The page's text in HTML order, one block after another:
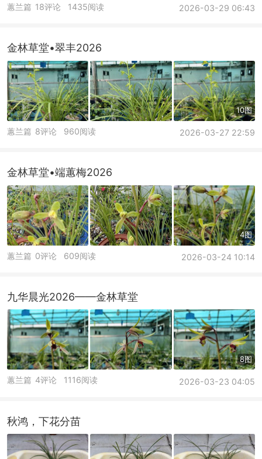
蕙兰篇 2026-03-29 06:43
18评论 1435阅读
金林草堂•翠丰2026
10图
蕙兰篇 2026-03-27 22:59
8评论 960阅读
金林草堂•端蕙梅2026
4图
蕙兰篇 2026-03-24 10:14
0评论 609阅读
九华晨光2026——金林草堂
8图
蕙兰篇 2026-03-23 04:05
4评论 1116阅读
秋鸿，下花分苗